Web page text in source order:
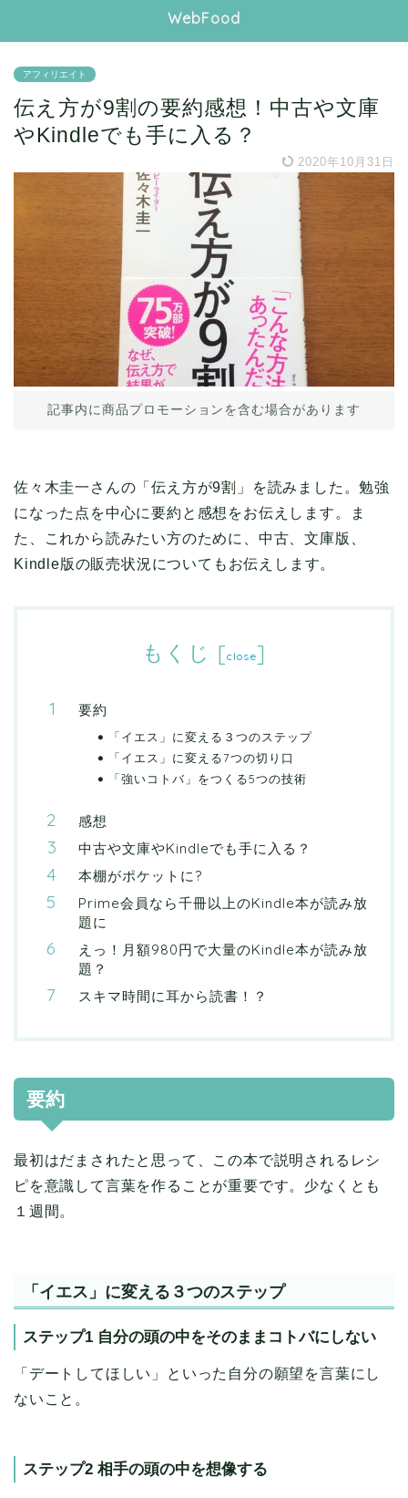
WebFood
アフィリエイト
伝え方が9割の要約感想！中古や文庫
やKindleでも手に入る？
2020年10月31日
記事内に商品プロモーションを含む場合があります
佐々木圭一さんの「伝え方が9割」を読みました。勉強
になった点を中心に要約と感想をお伝えします。ま
た、これから読みたい方のために、中古、文庫版、
Kindle版の販売状況についてもお伝えします。
もくじ [close]
要約
「イエス」に変える３つのステップ
「イエス」に変える7つの切り口
「強いコトバ」をつくる5つの技術
感想
中古や文庫やKindleでも手に入る？
本棚がポケットに?
Prime会員なら千冊以上のKindle本が読み放
題に
えっ！月額980円で大量のKindle本が読み放
題？
スキマ時間に耳から読書！？
要約
最初はだまされたと思って、この本で説明されるレシ
ピを意識して言葉を作ることが重要です。少なくとも
１週間。
「イエス」に変える３つのステップ
ステップ1 自分の頭の中をそのままコトバにしない
「デートしてほしい」といった自分の願望を言葉にし
ないこと。
ステップ2 相手の頭の中を想像する